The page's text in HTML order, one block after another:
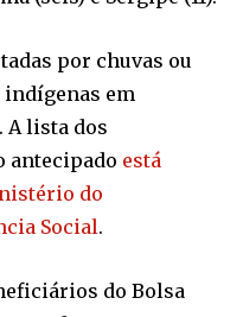
por chuvas ou
indígenas em
A lista dos
antecipado está
do
Social.
do Bolsa